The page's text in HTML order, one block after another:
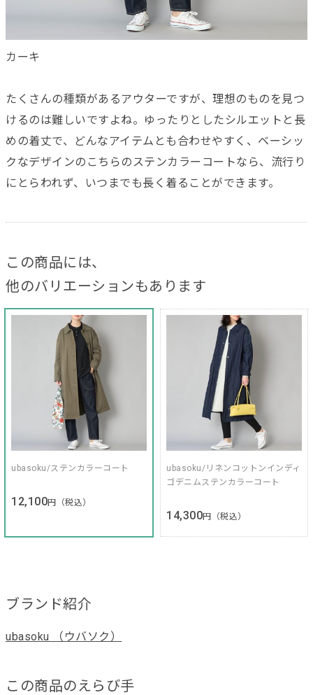
カーキ
たくさんの種類があるアウターですが、理想のものを見つ
けるのは難しいですよね。ゆったりとしたシルエットと長
めの着丈で、どんなアイテムとも合わせやすく、ベーシッ
クなデザインのこちらのステンカラーコートなら、流行り
にとらわれず、いつまでも長く着ることができます。
この商品には、
他のバリエーションもあります
ubasoku/ステンカラーコート
12,100円（税込）
ubasoku/リネンコットンインディ
ゴデニムステンカラーコート
14,300円（税込）
ブランド紹介
ubasoku （ウバソク）
この商品のえらび手